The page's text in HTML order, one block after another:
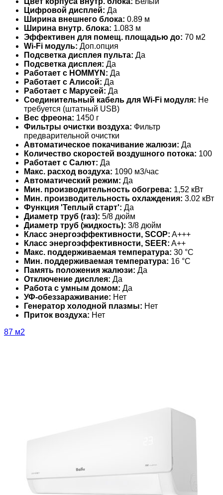
Цифровой дисплей: Да
Ширина внешнего блока: 0.89 м
Ширина внутр. блока: 1.083 м
Эффективен для помещ. площадью до: 70 м2
Wi-Fi модуль: Доп.опция
Подсветка дисплея пульта: Да
Подсветка дисплея: Да
Работает с HOMMYN: Да
Работает с Алисой: Да
Работает с Марусей: Да
Соединительный кабель для Wi-Fi модуля: Не
требуется (штатный USB)
Вес фреона: 1450 г
Фильтры очистки воздуха: Фильтр
предварительной очистки
Автоматическое покачивание жалюзи: Да
Количество скоростей воздушного потока: 100
Работает с Салют: Да
Макс. расход воздуха: 1090 м3/час
Автоматический режим: Да
Мин. производительность обогрева: 1,52 кВт
Мин. производительность охлаждения: 3.02 кВт
Функция 'Теплый старт': Да
Диаметр труб (газ): 5/8 дюйм
Диаметр труб (жидкость): 3/8 дюйм
Класс энергоэффективности, SCOP: A+++
Класс энергоэффективности, SEER: A++
Макс. поддерживаемая температура: 30 °С
Мин. поддерживаемая температура: 16 °С
Память положения жалюзи: Да
Отключение дисплея: Да
Работа с умным домом: Да
УФ-обеззараживание: Нет
Генератор холодной плазмы: Нет
Приток воздуха: Нет
87 м2